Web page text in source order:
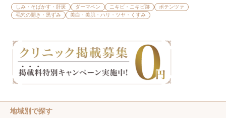
しみ・そばかす・肝斑 ダーマペン ニキビ・ニキビ跡
ポテンツァ
毛穴の開き・黒ずみ
美白・美肌・ハリ・ツヤ・くすみ
地域別で探す